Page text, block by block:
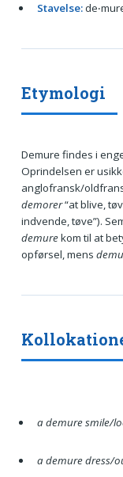
Stavelse:
Etymologi
Demure findes i
Oprindelsen er
anglofransk/
demorer“at blive,
indvende, tøve”).
demurekom til at
opførsel, mens
a demure smile/
a demure dress/